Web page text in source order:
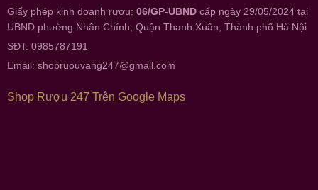
Giấy phép kinh doanh rượu: 06/GP-UBND cấp ngày 29/05/2024 tại
UBND phường Nhân Chính, Quận Thanh Xuân, Thành phố Hà Nội
SĐT: 0985787191
Email: shopruouvang247@gmail.com
Shop Rượu 247 Trên Google Maps